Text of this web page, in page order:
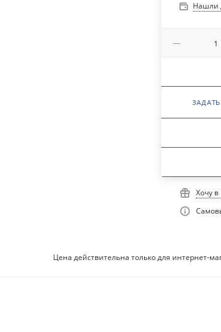
Нашли
Хочу в
Цена действительна только для интернет-